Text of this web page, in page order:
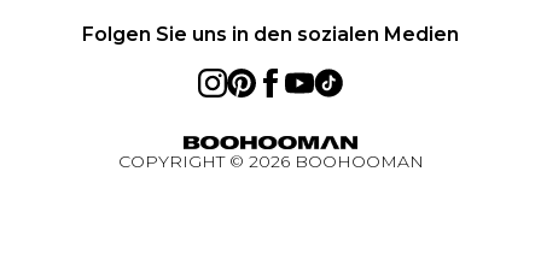
Student Discount
Essential worker rabatt
BOOHOOMAN App
Folgen Sie uns in den sozialen Medien
COPYRIGHT © 2026BOOHOOMAN